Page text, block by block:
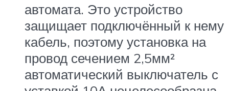
автомата. Это устройство
защищает подключённый к нему
кабель, поэтому установка на
провод сечением 2,5мм²
автоматический выключатель с